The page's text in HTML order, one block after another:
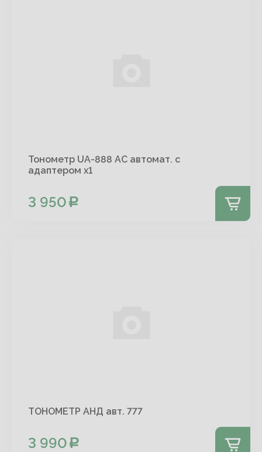
Тонометр UA-888 АС автомат. с
адаптером х1
3 950
ТОНОМЕТР АНД авт. 777
3 990